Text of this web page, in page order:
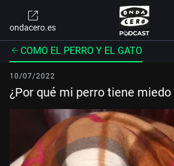
ondacero.es
COMO EL PERRO Y EL GATO
10/07/2022
¿Por qué mi perro tiene miedo